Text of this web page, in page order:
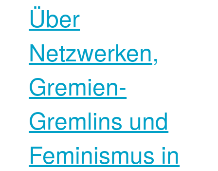
Über
Netzwerken,
Gremien-
Gremlins und
Feminismus in